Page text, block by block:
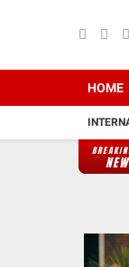
HOME
Lewat Komsos